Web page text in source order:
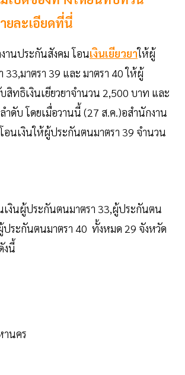
ยละเอียดที่นี่
านประกันสังคม โอนเงินเยียวยาให้ผู้
33,มาตรา 39 และ มาตรา 40 ให้ผู้
ทธิเงินเยียวยาจำนวน 2,500 บาท และ
ำดับ โดยเมื่อวานนี้ (27 ส.ค.)อสำนักงาน
อนเงินให้ผู้ประกันตนมาตรา 39 จำนวน
เงินผู้ประกันตนมาตรา 33,ผู้ประกันตน
ประกันตนมาตรา 40 ทั้งหมด 29 จังหวัด
งนี้
านคร